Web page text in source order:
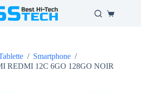
Panier
/ Smartphone /
REDMI 12C 6GO 128GO NOIR